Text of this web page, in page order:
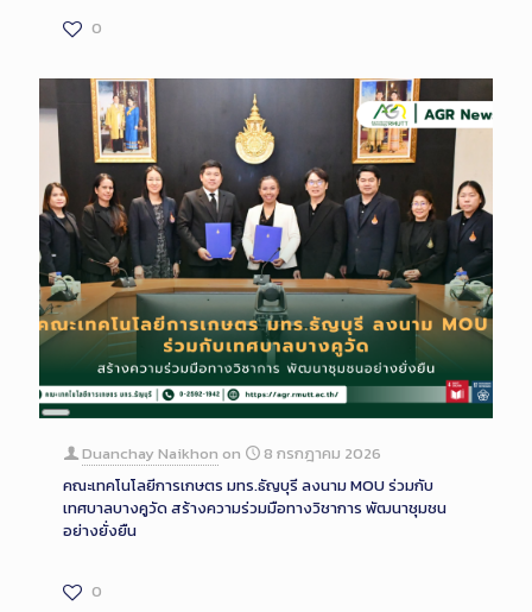
0
Long
Description
Duanchay Naikhon on
8 กรกฎาคม 2026
คณะเทคโนโลยีการเกษตร มทร.ธัญบุรี ลงนาม MOU ร่วมกับ
เทศบาลบางคูวัด สร้างความร่วมมือทางวิชาการ พัฒนาชุมชน
อย่างยั่งยืน
0